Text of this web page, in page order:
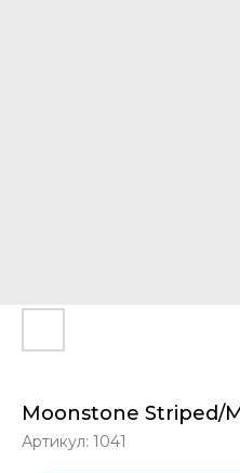
Moonstone Striped/
Артикул: 1041